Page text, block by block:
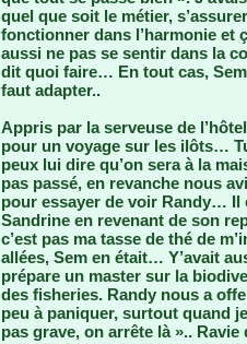
quel que soit le métier,
fonctionner dans l’harmonie et
aussi ne pas se sentir dans la
dit quoi faire… En tout cas,
faut adapter..
Appris par la serveuse de
pour un voyage sur les ilôts…
peux lui dire qu’on sera à la
pas passé, en revanche nous
pour essayer de voir Randy… Il
Sandrine en revenant de son
c’est pas ma tasse de thé de
allées, Sem en était… Y’avait
prépare un master sur la
des fisheries. Randy nous a
peu à paniquer, surtout quand
pas grave, on arrête là »..